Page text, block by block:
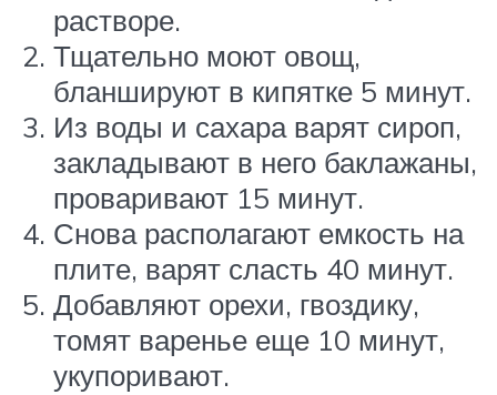
растворе.
Тщательно моют овощ,
бланшируют в кипятке 5 минут.
Из воды и сахара варят сироп,
закладывают в него баклажаны,
проваривают 15 минут.
Снова располагают емкость на
плите, варят сласть 40 минут.
Добавляют орехи, гвоздику,
томят варенье еще 10 минут,
укупоривают.